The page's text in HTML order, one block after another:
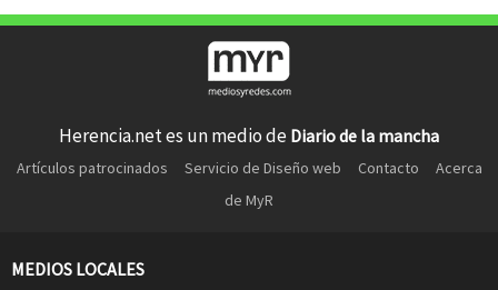
Herencia.net es un medio de Diario de la mancha
Artículos patrocinados Servicio de Diseño web Contacto
Acerca
de MyR
MEDIOS LOCALES